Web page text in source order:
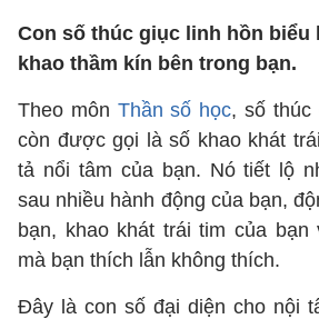
Con số thúc giục linh hồn biểu
khao thầm kín bên trong bạn.
Theo môn Thần số học, số thúc
còn được gọi là số khao khát
tả nổi tâm của bạn. Nó tiết lộ
sau nhiều hành động của bạn,
bạn, khao khát trái tim của bạn
mà bạn thích lẫn không thích.
Đây là con số đại diện cho nội